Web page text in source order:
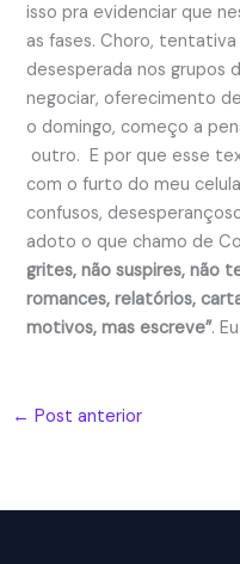
isso pra evidenciar que
as fases. Choro,
desesperada nos grupos
negociar, oferecimento
o domingo, começo a
outro. E por que esse
com o furto do meu
confusos,
adoto o que chamo de
grites, não suspires, não
romances, relatórios,
motivos, mas escreve”.
← Post anterior